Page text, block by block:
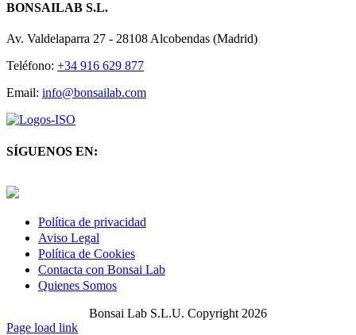
BONSAILAB S.L.
Av. Valdelaparra 27 - 28108 Alcobendas (Madrid)
Teléfono: +34 916 629 877
Email: info@bonsailab.com
SÍGUENOS EN:
Política de privacidad
Aviso Legal
Política de Cookies
Contacta con Bonsai Lab
Quienes Somos
Bonsai Lab S.L.U. Copyright 2026
Page load link